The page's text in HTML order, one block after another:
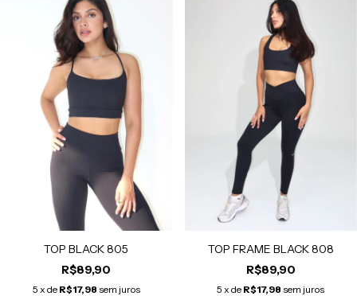
TOP BLACK 805
R$89,90
5 x de R$17,98 sem juros
TOP FRAME BLACK 808
R$89,90
5 x de R$17,98 sem juros